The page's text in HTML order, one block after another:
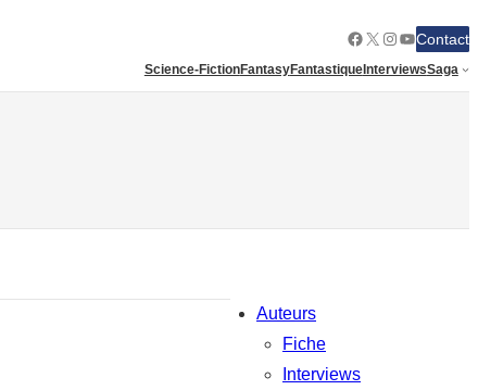
Facebook
X Instagram
YouTube
Contact
Science-FictionFantasyFantastiqueInterviewsSaga
Auteurs
Fiche
Interviews